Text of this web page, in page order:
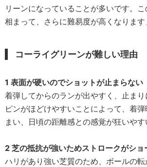
リーンになっていることが多いです。
相まって、さらに難易度が高くなります
コーライグリーンが難しい理由
1 表面が硬いのでショットが止まらない
着弾してからのランが出やすく、止ま
ピンがほどけやすいことによって、着
まい、日頃の距離感との感覚が狂いやす
2 芝の抵抗が強いためストロークがショ
ハリがあり強い芝質のため、ボールの